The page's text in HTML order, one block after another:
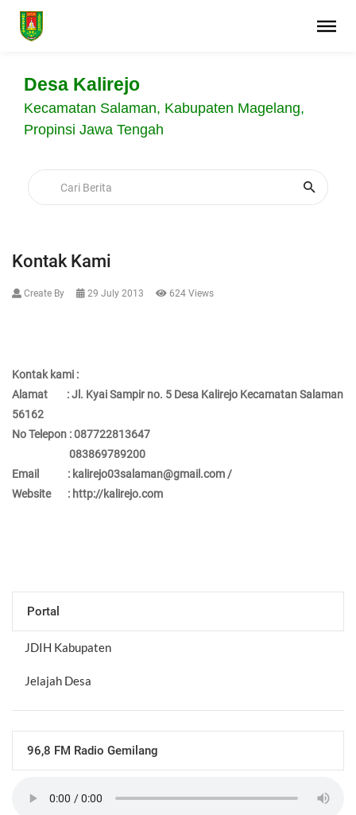
Desa Kalirejo
Kecamatan Salaman, Kabupaten Magelang,
Propinsi Jawa Tengah
Kontak Kami
Create By 29 July 2013 624 Views
Kontak kami :
Alamat : Jl. Kyai Sampir no. 5 Desa Kalirejo Kecamatan Salaman
56162
No Telepon : 087722813647
083869789200
Email : kalirejo03salaman@gmail.com /
Website : http://kalirejo.com
Portal
JDIH Kabupaten
Jelajah Desa
96,8 FM Radio Gemilang